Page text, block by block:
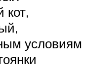
кот,
условиям